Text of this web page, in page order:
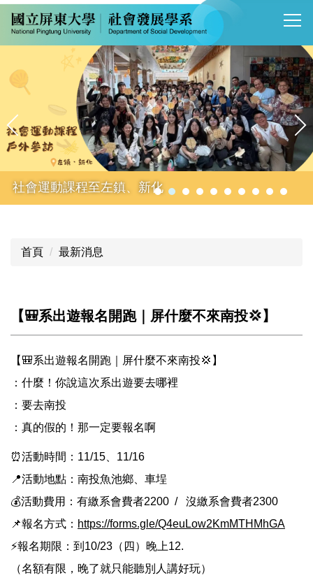
跳
到
主
內
社會運動課程至左鎮、新化
首頁 最新消息
【🎒系出遊報名開跑｜屏什麼不來南投💢】
【🎒系出遊報名開跑｜屏什麼不來南投💢】
：什麼！你說這次系出遊要去哪裡
：要去南投
：真的假的！那一定要報名啊
⏰活動時間：11/15、11/16
📍活動地點：南投魚池鄉、車埕
💰活動費用：有繳系會費者2200 / 沒繳系會費者2300
📌報名方式： https://forms.gle/Q4euLow2KmMTHMhGA
⚡報名期限：到10/23（四）晚上12.
（名額有限，晚了就只能聽別人講好玩）